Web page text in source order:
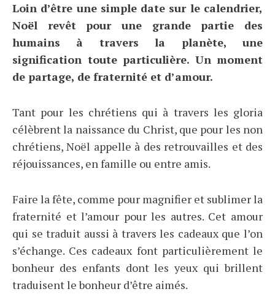
Loin d’être une simple date sur le calendrier,
Noël revêt pour une grande partie des
humains à travers la planète, une
signification toute particulière. Un moment
de partage, de fraternité et d’amour.
Tant pour les chrétiens qui à travers les gloria
célèbrent la naissance du Christ, que pour les non
chrétiens, Noël appelle à des retrouvailles et des
réjouissances, en famille ou entre amis.
Faire la fête, comme pour magnifier et sublimer la
fraternité et l’amour pour les autres. Cet amour
qui se traduit aussi à travers les cadeaux que l’on
s’échange. Ces cadeaux font particulièrement le
bonheur des enfants dont les yeux qui brillent
traduisent le bonheur d’être aimés.